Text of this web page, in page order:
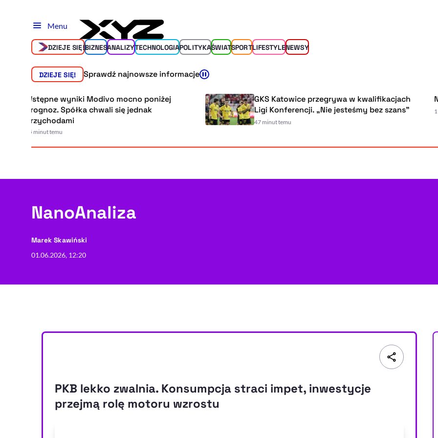
Menu
DZIEJE SIĘ!BIZNESANALIZYTECHNOLOGIAPOLITYKAŚWIATSPORTLIFESTYLENEWSY
DZIEJE SIĘ! Sprawdź najnowsze informacje
wyniki Modivo mocno poniżej
Spółka chwali się jednak
minut temu
GKS Katowice przegrywa w kwalifikacjach
Ligi Konferencji. „Nie jesteśmy bez szans”
47 minut temu
1 godzinę
NanoAnaliza
Marek Skawiński
01.06.2026, 12:20
PKB lekko zwalnia. Konsumpcja straci impet, inwestycje
przejmą rolę motoru wzrostu